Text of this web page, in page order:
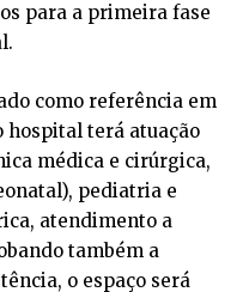
para a primeira fase
como referência em
hospital terá atuação
médica e cirúrgica,
pediatria e
atendimento a
também a
o espaço será